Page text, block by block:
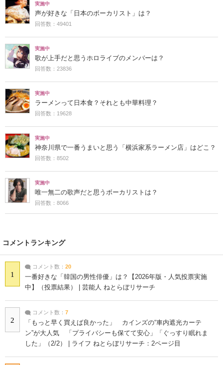
実施中
声が好きな「日本のボーカリスト」は？
回答数：49401
実施中
歌が上手だと思うホロライブのメンバーは？
回答数：23836
実施中
ラーメンって日本食？それとも中華料理？
回答数：19628
実施中
神奈川県で一番うまいと思う「横浜家系ラーメン店」はどこ？
回答数：8502
実施中
唯一無二の歌声だと思うボーカリストは？
回答数：8066
コメントランキング
1
コメント数： 20
一番好きな「韓国の男性俳優」は？【2026年版・人気投票実施
中】（投票結果） | 芸能人 ねとらぼリサーチ
2
コメント数： 7
「もっと早く買えば良かった」 カインズの“車内遮光カーテ
ン”が大人気 「プライバシーも保てて安心」「ぐっすり眠れま
した」（2/2） | ライフ ねとらぼリサーチ：2ページ目